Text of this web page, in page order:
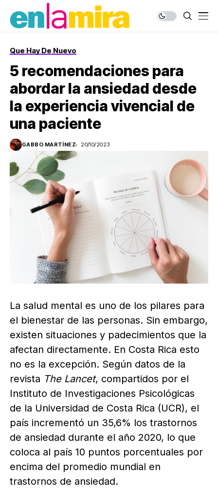
Que Hay De Nuevo
5 recomendaciones para
abordar la ansiedad desde
la experiencia vivencial de
una paciente
GABBO MARTÍNEZ 20/10/2023
La salud mental es uno de los pilares para
el bienestar de las personas. Sin embargo,
existen situaciones y padecimientos que la
afectan directamente. En Costa Rica esto
no es la excepción. Según datos de la
revista The Lancet, compartidos por el
Instituto de Investigaciones Psicológicas
de la Universidad de Costa Rica (UCR), el
país incrementó un 35,6% los trastornos
de ansiedad durante el año 2020, lo que
coloca al país 10 puntos porcentuales por
encima del promedio mundial en
trastornos de ansiedad.